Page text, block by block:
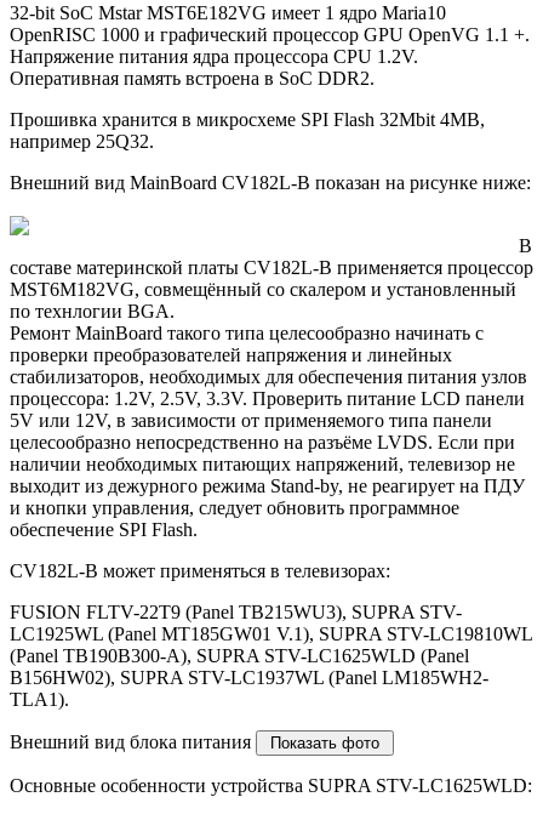
32-bit SoC Mstar MST6E182VG имеет 1 ядро Maria10
OpenRISC 1000 и графический процессор GPU OpenVG 1.1 +.
Напряжение питания ядра процессора CPU 1.2V.
Оперативная память встроена в SoC DDR2.
Прошивка хранится в микросхеме SPI Flash 32Mbit 4MB,
например 25Q32.
Внешний вид MainBoard CV182L-B показан на рисунке ниже:
В
составе материнской платы CV182L-B применяется процессор
MST6M182VG, совмещённый со скалером и установленный
по технлогии BGA.
Ремонт MainBoard такого типа целесообразно начинать с
проверки преобразователей напряжения и линейных
стабилизаторов, необходимых для обеспечения питания узлов
процессора: 1.2V, 2.5V, 3.3V. Проверить питание LCD панели
5V или 12V, в зависимости от применяемого типа панели
целесообразно непосредственно на разъёме LVDS. Если при
наличии необходимых питающих напряжений, телевизор не
выходит из дежурного режима Stand-by, не реагирует на ПДУ
и кнопки управления, следует обновить программное
обеспечение SPI Flash.
CV182L-B может применяться в телевизорах:
FUSION FLTV-22T9 (Panel TB215WU3), SUPRA STV-
LC1925WL (Panel MT185GW01 V.1), SUPRA STV-LC19810WL
(Panel TB190B300-A), SUPRA STV-LC1625WLD (Panel
B156HW02), SUPRA STV-LC1937WL (Panel LM185WH2-
TLA1).
Внешний вид блока питания
Основные особенности устройства SUPRA STV-LC1625WLD: